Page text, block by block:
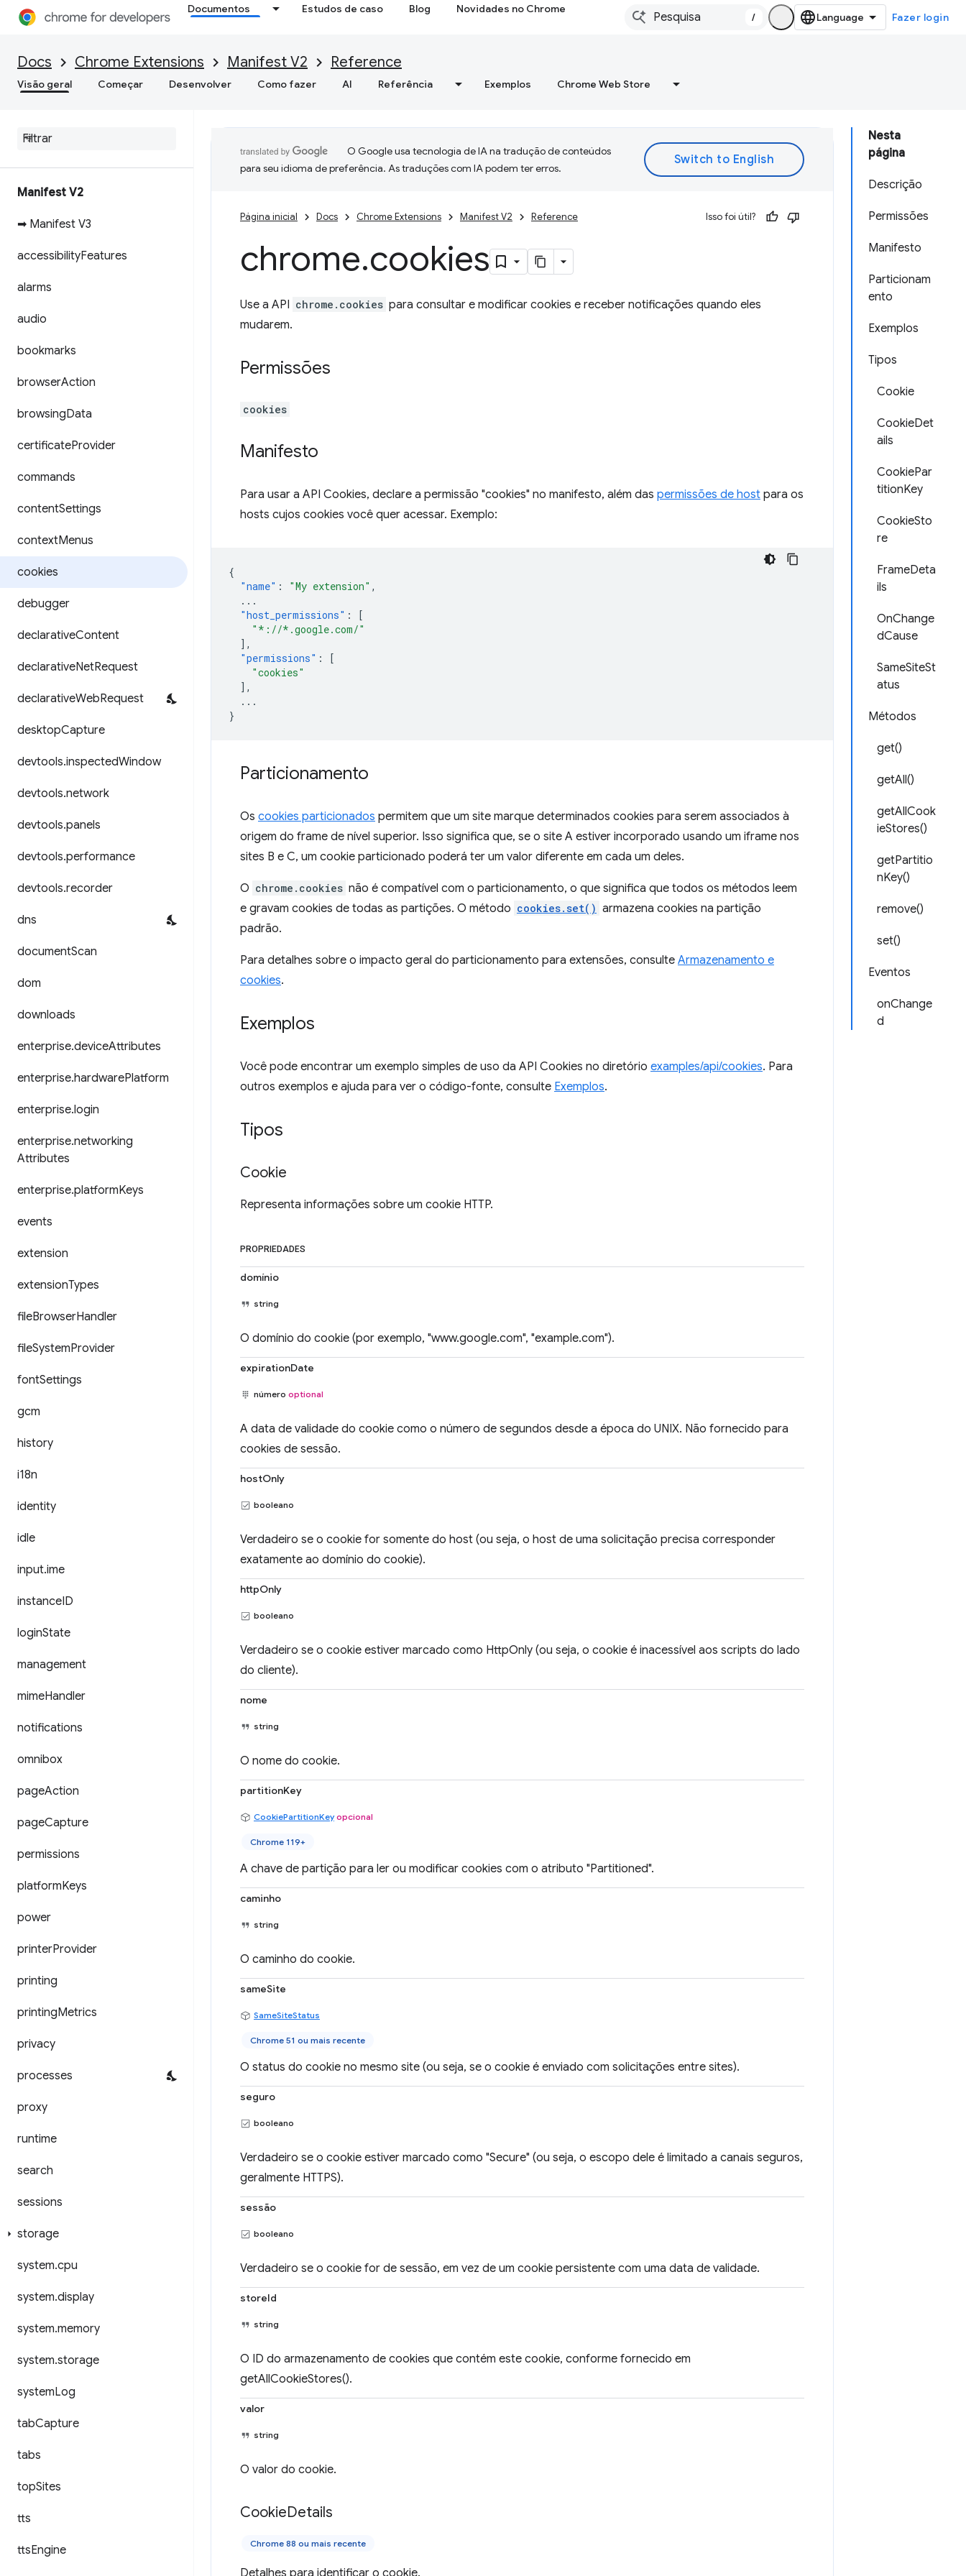
Documentos Estudos de caso Blog Novidades no Chrome
/ Fazer login
Docs Chrome Extensions Manifest V2 Reference
Visão geral Começar Desenvolver Como fazer AI Referência Exemplos Chrome Web Store
Manifest V2
➡ Manifest V3
accessibilityFeatures
alarms
audio
bookmarks
browserAction
browsingData
certificateProvider
commands
contentSettings
contextMenus
cookies
debugger
declarativeContent
declarativeNetRequest
declarativeWebRequest
desktopCapture
devtools.inspectedWindow
devtools.network
devtools.panels
devtools.performance
devtools.recorder
dns
documentScan
dom
downloads
enterprise.deviceAttributes
enterprise.hardwarePlatform
enterprise.login
enterprise.networking
Attributes
enterprise.platformKeys
events
extension
extensionTypes
fileBrowserHandler
fileSystemProvider
fontSettings
gcm
history
i18n
identity
idle
input.ime
instanceID
loginState
management
mimeHandler
notifications
omnibox
pageAction
pageCapture
permissions
platformKeys
power
printerProvider
printing
printingMetrics
privacy
processes
proxy
runtime
search
sessions
storage
system.cpu
system.display
system.memory
system.storage
systemLog
tabCapture
tabs
topSites
tts
ttsEngine
Nesta
página
Descrição
Permissões
Manifesto
Particionam
ento
Exemplos
Tipos
Cookie
CookieDet
ails
CookiePar
titionKey
CookieSto
re
FrameDeta
ils
OnChange
dCause
SameSiteSt
atus
Métodos
get()
getAll()
getAllCook
ieStores()
getPartitio
nKey()
remove()
set()
Eventos
onChange
d
O Google usa tecnologia de IA na tradução de conteúdos
para seu idioma de preferência. As traduções com IA podem ter erros.
Página inicial Docs Chrome Extensions Manifest V2 Reference Isso foi útil?
chrome.cookies
Use a API chrome.cookies para consultar e modificar cookies e receber notificações quando eles
mudarem.
Permissões
cookies
Manifesto
Para usar a API Cookies, declare a permissão "cookies" no manifesto, além das permissões de host para os
hosts cujos cookies você quer acessar. Exemplo:
{
"name" : "My extension" ,
...
"host_permissions" :
[
"*://*.google.com/"
],
"permissions" :
[
"cookies"
],
...
}
Particionamento
Os cookies particionados permitem que um site marque determinados cookies para serem associados à
origem do frame de nível superior. Isso significa que, se o site A estiver incorporado usando um iframe nos
sites B e C, um cookie particionado poderá ter um valor diferente em cada um deles.
O chrome.cookies não é compatível com o particionamento, o que significa que todos os métodos leem
e gravam cookies de todas as partições. O método cookies.set() armazena cookies na partição
padrão.
Para detalhes sobre o impacto geral do particionamento para extensões, consulte Armazenamento e
cookies.
Exemplos
Você pode encontrar um exemplo simples de uso da API Cookies no diretório examples/api/cookies. Para
outros exemplos e ajuda para ver o código-fonte, consulte Exemplos.
Tipos
Cookie
Representa informações sobre um cookie HTTP.
PROPRIEDADES
domínio
string
O domínio do cookie (por exemplo, "www.google.com", "example.com").
expirationDate
número optional
A data de validade do cookie como o número de segundos desde a época do UNIX. Não fornecido para
cookies de sessão.
hostOnly
booleano
Verdadeiro se o cookie for somente do host (ou seja, o host de uma solicitação precisa corresponder
exatamente ao domínio do cookie).
httpOnly
booleano
Verdadeiro se o cookie estiver marcado como HttpOnly (ou seja, o cookie é inacessível aos scripts do lado
do cliente).
nome
string
O nome do cookie.
partitionKey
CookiePartitionKey opcional
Chrome 119+
A chave de partição para ler ou modificar cookies com o atributo "Partitioned".
caminho
string
O caminho do cookie.
sameSite
SameSiteStatus
Chrome 51 ou mais recente
O status do cookie no mesmo site (ou seja, se o cookie é enviado com solicitações entre sites).
seguro
booleano
Verdadeiro se o cookie estiver marcado como "Secure" (ou seja, o escopo dele é limitado a canais seguros,
geralmente HTTPS).
sessão
booleano
Verdadeiro se o cookie for de sessão, em vez de um cookie persistente com uma data de validade.
storeId
string
O ID do armazenamento de cookies que contém este cookie, conforme fornecido em
getAllCookieStores().
valor
string
O valor do cookie.
CookieDetails
Chrome 88 ou mais recente
Detalhes para identificar o cookie.